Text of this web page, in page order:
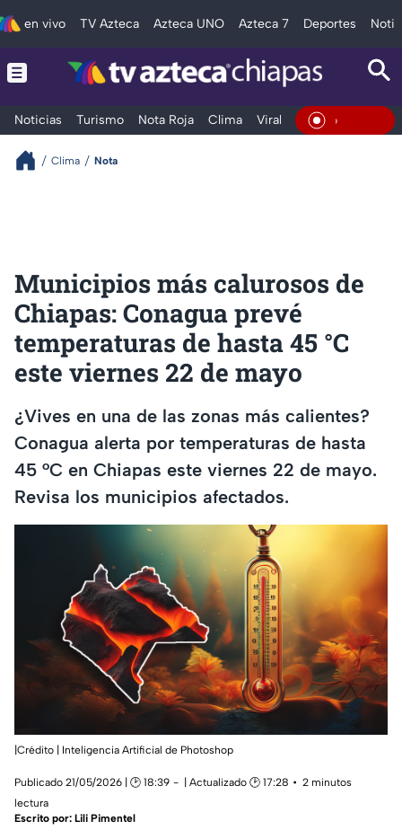
en vivo TV Azteca Azteca UNO Azteca 7 Deportes
Noticias Turismo Nota Roja Clima Viral y Tendencia En Vivo
Clima Nota
Municipios más calurosos de
Chiapas: Conagua prevé
temperaturas de hasta 45 °C
este viernes 22 de mayo
¿Vives en una de las zonas más calientes?
Conagua alerta por temperaturas de hasta
45 °C en Chiapas este viernes 22 de mayo.
Revisa los municipios afectados.
|Crédito | Inteligencia Artificial de Photoshop
Publicado 21/05/2026 | 🕑 18:39 | Actualizado 🕑 17:28
2 minutos
lectura
Escrito por: Lili Pimentel